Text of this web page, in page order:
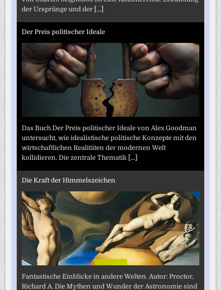
der Ursprünge und der [...]
Der Preis politischer Ideale
Das Buch Der Preis politischer Ideale von Alex Goodman
untersucht, wie idealistische politische Konzepte mit den
wirtschaftlichen Realitäten der modernen Welt
kollidieren. Die zentrale Thematik [...]
Die Kraft der Himmelszeichen
Fantastische Einblicke in andere Welten. Autor: Proctor,
Richard A. Die Mythen und Wunder der Astronomie sind